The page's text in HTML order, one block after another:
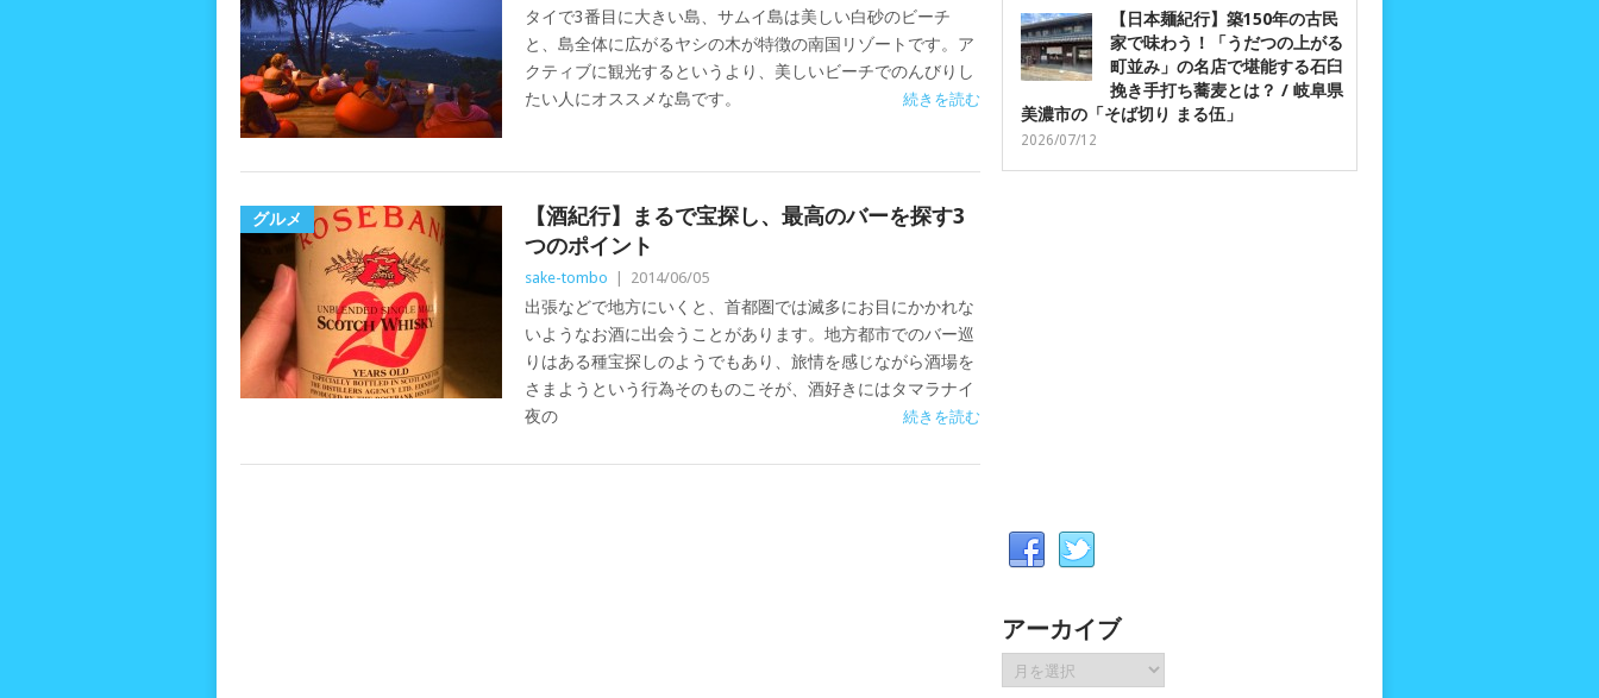
タイで3番目に大きい島、サムイ島は美しい白砂のビーチ
と、島全体に広がるヤシの木が特徴の南国リゾートです。ア
クティブに観光するというより、美しいビーチでのんびりし
たい人にオススメな島です。
続きを読む
グルメ
【酒紀行】まるで宝探し、最高のバーを探す3
つのポイント
sake-tombo 2014/06/05
出張などで地方にいくと、首都圏では滅多にお目にかかれな
いようなお酒に出会うことがあります。地方都市でのバー巡
りはある種宝探しのようでもあり、旅情を感じながら酒場を
さまようという行為そのものこそが、酒好きにはタマラナイ
夜の
続きを読む
【日本麺紀行】築150年の古民
家で味わう！「うだつの上がる
町並み」の名店で堪能する石臼
挽き手打ち蕎麦とは？ / 岐阜県
美濃市の「そば切り まる伍」
2026/07/12
アーカイブ
ア
ー